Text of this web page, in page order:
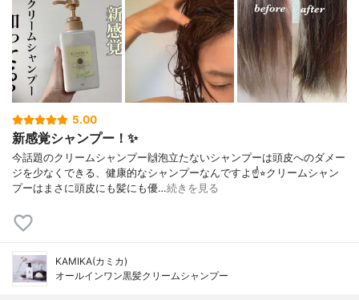
5.00
新感覚シャンプー！✨
今話題のクリームシャンプー🙌泡立たないシャンプーは頭皮へのダメー
ジを少なくできる、健康的なシャンプーなんですよ☝️⭐︎クリームシャン
プーはまさに頭皮にも髪にも優…続きを見る
KAMIKA(カミカ)
オールインワン黒髪クリームシャンプー